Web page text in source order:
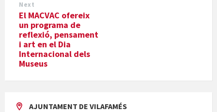
Next
El MACVAC ofereix
un programa de
reflexió, pensament
i art en el Dia
Internacional dels
Museus
AJUNTAMENT DE VILAFAMÉS